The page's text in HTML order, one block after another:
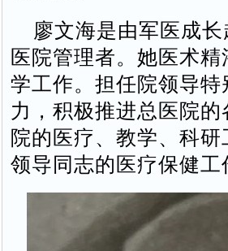
廖文海是由军医成长
医院管理者。她医术
学工作。担任院领导
力，积极推进总医院
院的医疗、教学、科
领导同志的医疗保健